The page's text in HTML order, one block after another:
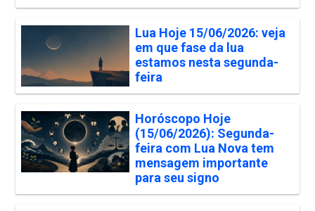
Lua Hoje 15/06/2026: veja
em que fase da lua
estamos nesta segunda-
feira
Horóscopo Hoje
(15/06/2026): Segunda-
feira com Lua Nova tem
mensagem importante
para seu signo